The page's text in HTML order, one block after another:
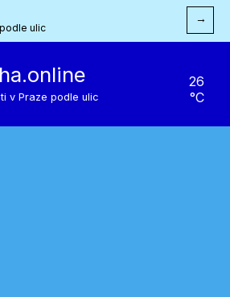
ulic
→
v Praze podle ulic
26
°C